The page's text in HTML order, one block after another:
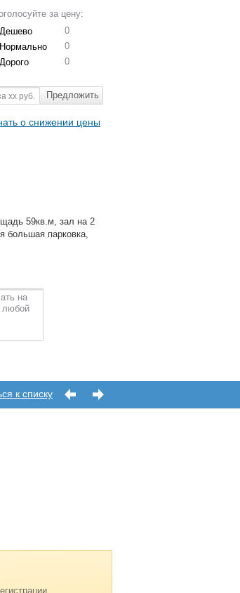
за цену:
0
Дешево
0
Нормально
0
Дорого
Предложить
хх руб.
о снижении цены
59кв.м, зал на 2
большая парковка,
на
любой
к списку